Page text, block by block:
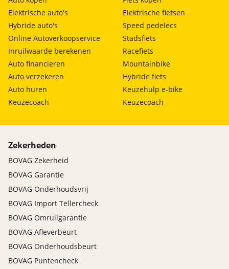
Elektrische auto's
Hybride auto's
Online Autoverkoopservice
Inruilwaarde berekenen
Auto financieren
Auto verzekeren
Auto huren
Keuzecoach
Elektrische fietsen
Speed pedelecs
Stadsfiets
Racefiets
Mountainbike
Hybride fiets
Keuzehulp e-bike
Keuzecoach
Zekerheden
BOVAG Zekerheid
BOVAG Garantie
BOVAG Onderhoudsvrij
BOVAG Import Tellercheck
BOVAG Omruilgarantie
BOVAG Afleverbeurt
BOVAG Onderhoudsbeurt
BOVAG Puntencheck